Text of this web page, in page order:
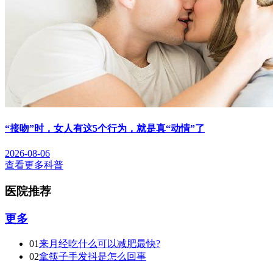
“接吻”时，女人有这5个行为，就是真“动情”了
2026-08-06
查看更多科普
医院推荐
更多
01来月经吃什么可以减肥最快?
02拿筷子手发抖是怎么回事